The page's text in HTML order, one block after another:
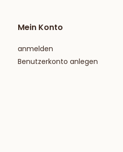
Mein Konto
anmelden
Benutzerkonto anlegen